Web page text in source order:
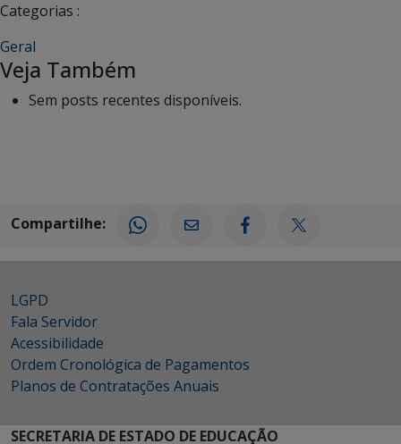
Categorias :
Geral
Veja Também
Sem posts recentes disponíveis.
Compartilhe:
LGPD
Fala Servidor
Acessibilidade
Ordem Cronológica de Pagamentos
Planos de Contratações Anuais
SECRETARIA DE ESTADO DE EDUCAÇÃO